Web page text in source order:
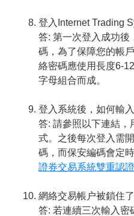
登入Internet Trading
答: 第一次登入成功後
碼，為了保障您的帳
絡密碼應使用長度6-
字母組合而成。
登入系統後，如何輸
答: 請參照以下連結，
式。之後每次登入需
碼，而保安編碼會定時
證券交易系統雙重認
網絡交易帳户被鎖住
答: 若連續三次輸入密